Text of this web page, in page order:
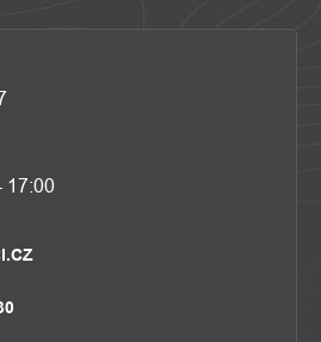
17:00